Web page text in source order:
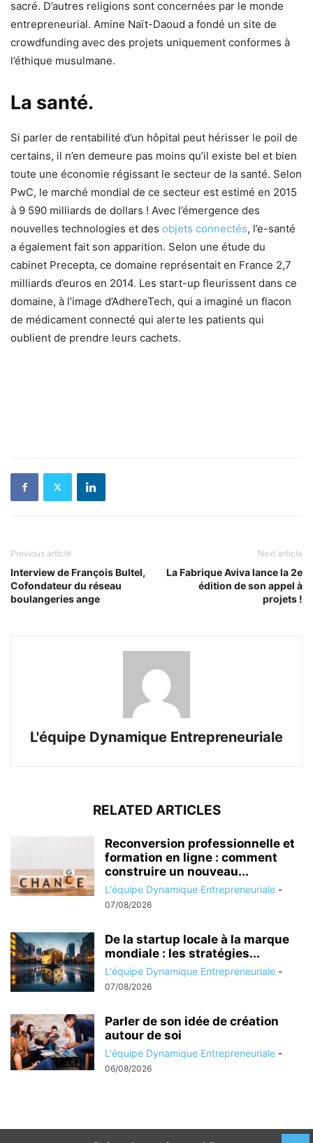
sacré. D’autres religions sont concernées par le monde
entrepreneurial. Amine Naït-Daoud a fondé un site de
crowdfunding avec des projets uniquement conformes à
l’éthique musulmane.
La santé.
Si parler de rentabilité d’un hôpital peut hérisser le poil de
certains, il n’en demeure pas moins qu’il existe bel et bien
toute une économie régissant le secteur de la santé. Selon
PwC, le marché mondial de ce secteur est estimé en 2015
à 9 590 milliards de dollars ! Avec l’émergence des
nouvelles technologies et des objets connectés, l’e-santé
a également fait son apparition. Selon une étude du
cabinet Precepta, ce domaine représentait en France 2,7
milliards d’euros en 2014. Les start-up fleurissent dans ce
domaine, à l’image d’AdhereTech, qui a imaginé un flacon
de médicament connecté qui alerte les patients qui
oublient de prendre leurs cachets.
Previous article
Interview de François Bultel,
Cofondateur du réseau
boulangeries ange
Next article
La Fabrique Aviva lance la 2e
édition de son appel à
projets !
L'équipe Dynamique Entrepreneuriale
RELATED ARTICLES
Reconversion professionnelle et
formation en ligne : comment
construire un nouveau...
L'équipe Dynamique Entrepreneuriale -
07/08/2026
De la startup locale à la marque
mondiale : les stratégies...
L'équipe Dynamique Entrepreneuriale -
07/08/2026
Parler de son idée de création
autour de soi
L'équipe Dynamique Entrepreneuriale -
06/08/2026